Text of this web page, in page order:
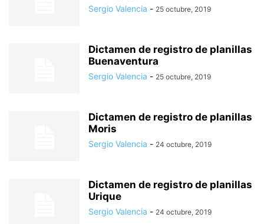
Sergio Valencia - 25 octubre, 2019
Dictamen de registro de planillas
Buenaventura
Sergio Valencia - 25 octubre, 2019
Dictamen de registro de planillas
Moris
Sergio Valencia - 24 octubre, 2019
Dictamen de registro de planillas
Urique
Sergio Valencia - 24 octubre, 2019